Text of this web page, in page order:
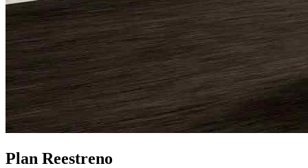
Plan Reestreno